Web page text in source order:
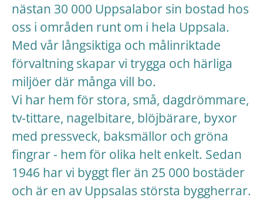
nästan 30 000 Uppsalabor sin bostad hos
oss i områden runt om i hela Uppsala.
Med vår långsiktiga och målinriktade
förvaltning skapar vi trygga och härliga
miljöer där många vill bo.
Vi har hem för stora, små, dagdrömmare,
tv-tittare, nagelbitare, blöjbärare, byxor
med pressveck, baksmällor och gröna
fingrar - hem för olika helt enkelt. Sedan
1946 har vi byggt fler än 25 000 bostäder
och är en av Uppsalas största byggherrar.